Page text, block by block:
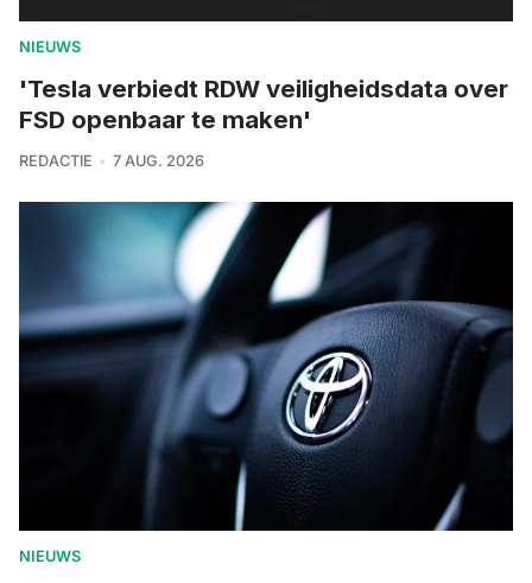
NIEUWS
'Tesla verbiedt RDW veiligheidsdata over
FSD openbaar te maken'
REDACTIE 7 AUG. 2026
NIEUWS